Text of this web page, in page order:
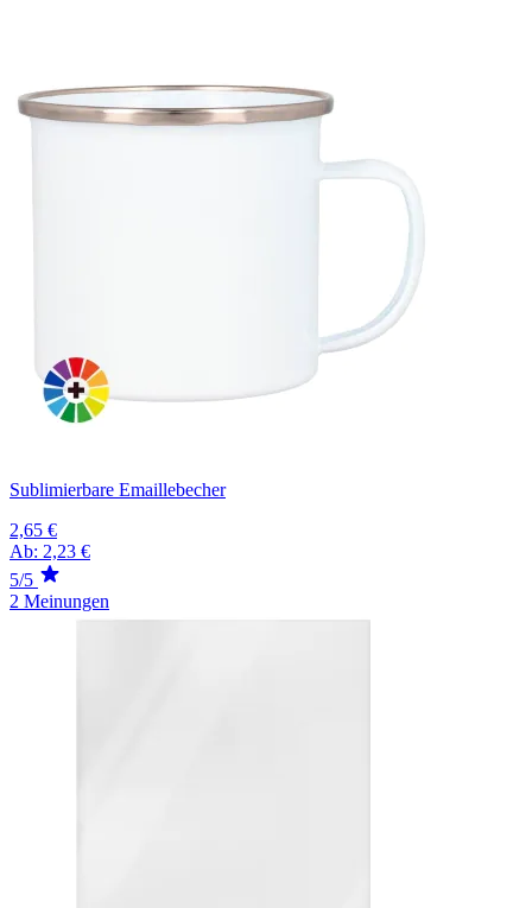
Sublimierbare Emaillebecher
2,65 €
Ab: 2,23 €
5/5
2 Meinungen